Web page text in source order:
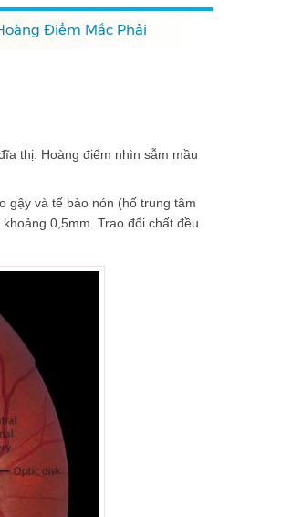
Điểm Mắc Phải
thị. Hoàng điểm nhìn sẫm mầu
gậy và tế bào nón (hố trung tâm
0,5mm. Trao đổi chất đều